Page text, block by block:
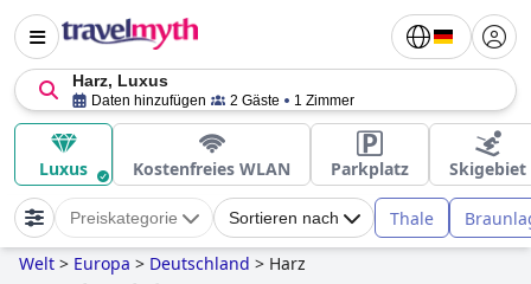
Harz, Luxus
Daten hinzufügen 2 Gäste 1 Zimmer
Luxus Kostenfreies WLAN Parkplatz Skigebiet
Preiskategorie Sortieren nach Thale
Welt > Europa > Deutschland > Harz